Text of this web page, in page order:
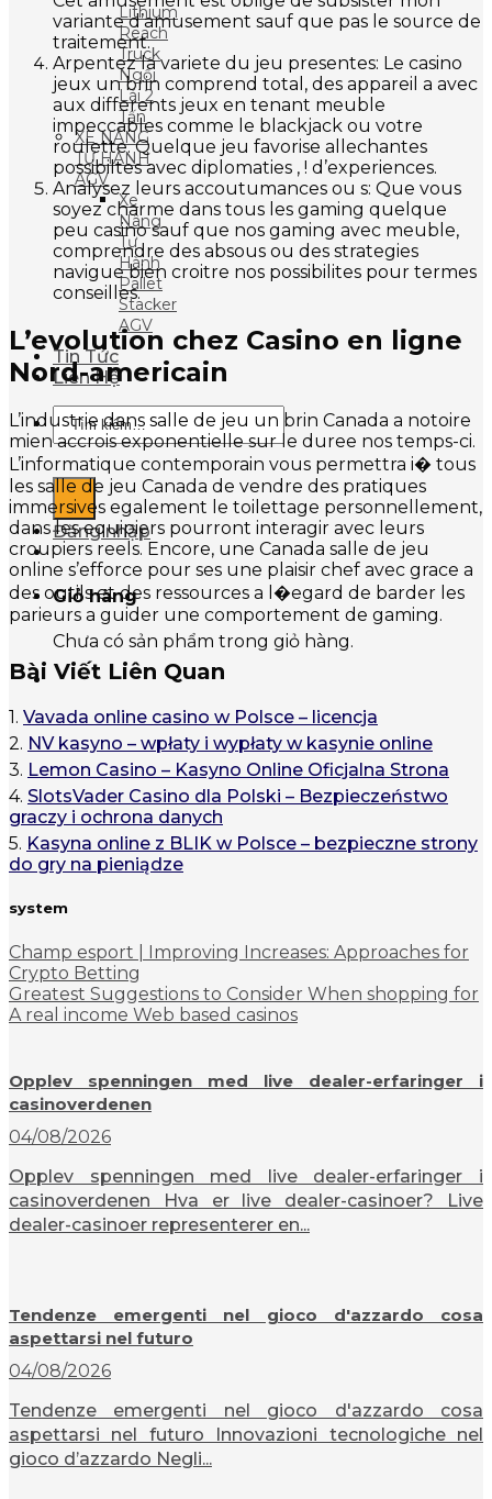
Lithium
Reach
Truck
Ngồi
Lái 2
Tấn
XE NÂNG
TỰ HÀNH
AGV
Xe
Nâng
Tự
Hành
Pallet
Stacker
AGV
Tin Tức
Liên Hệ
Tìm
kiếm:
Đăng nhập
Giỏ hàng
Chưa có sản phẩm trong giỏ hàng.
variante d’amusement sauf que pas le source de
traitement.
Arpentez la variete du jeu presentes: Le casino
jeux un brin comprend total, des appareil a avec
aux differents jeux en tenant meuble
impeccables comme le blackjack ou votre
roulette. Quelque jeu favorise allechantes
possibiltes avec diplomaties , ! d’experiences.
Analysez leurs accoutumances ou s: Que vous
soyez charme dans tous les gaming quelque
peu casino sauf que nos gaming avec meuble,
comprendre des absous ou des strategies
navigue bien croitre nos possibilites pour termes
conseilles.
L’evolution chez Casino en ligne
Nord-americain
L’industrie dans salle de jeu un brin Canada a notoire
mien accrois exponentielle sur le duree nos temps-ci.
L’informatique contemporain vous permettra i� tous
les salle de jeu Canada de vendre des pratiques
immersives egalement le toilettage personnellement,
dans les equipiers pourront interagir avec leurs
croupiers reels. Encore, une Canada salle de jeu
online s’efforce pour ses une plaisir chef avec grace a
des outils et des ressources a l�egard de barder les
parieurs a guider une comportement de gaming.
Bài Viết Liên Quan
1. Vavada online casino w Polsce – licencja
2. NV kasyno – wpłaty i wypłaty w kasynie online
3. Lemon Casino – Kasyno Online Oficjalna Strona
4. SlotsVader Casino dla Polski – Bezpieczeństwo
graczy i ochrona danych
5. Kasyna online z BLIK w Polsce – bezpieczne strony
do gry na pieniądze
system
Champ esport | Improving Increases: Approaches for
Crypto Betting
Greatest Suggestions to Consider When shopping for
A real income Web based casinos
Opplev spenningen med live dealer-erfaringer i
casinoverdenen
04/08/2026
Opplev spenningen med live dealer-erfaringer i
casinoverdenen Hva er live dealer-casinoer? Live
dealer-casinoer representerer en...
Tendenze emergenti nel gioco d'azzardo cosa
aspettarsi nel futuro
04/08/2026
Tendenze emergenti nel gioco d'azzardo cosa
aspettarsi nel futuro Innovazioni tecnologiche nel
gioco d’azzardo Negli...